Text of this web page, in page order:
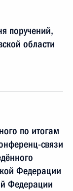
поручений,
области
по итогам
связи
Федерации
Федерации